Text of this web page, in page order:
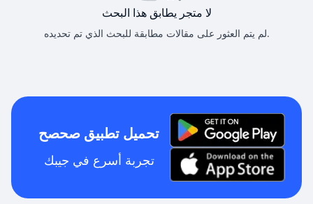
لا متجر يطابق هذا البحث
لم يتم العثور على مقالات مطابقة للبحث الذي تم تحديده.
تحميل تطبيق صحصح
تجربة أسرع في جيبك